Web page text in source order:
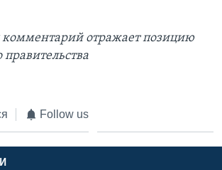
отражает позицию
Follow us